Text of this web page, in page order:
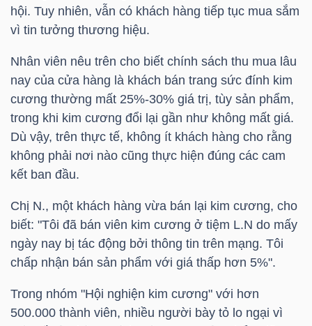
hội. Tuy nhiên, vẫn có khách hàng tiếp tục mua sắm
vì tin tưởng thương hiệu.
Nhân viên nêu trên cho biết chính sách thu mua lâu
nay của cửa hàng là khách bán trang sức đính kim
cương thường mất 25%-30% giá trị, tùy sản phẩm,
trong khi kim cương đổi lại gần như không mất giá.
Dù vậy, trên thực tế, không ít khách hàng cho rằng
không phải nơi nào cũng thực hiện đúng các cam
kết ban đầu.
Chị N., một khách hàng vừa bán lại kim cương, cho
biết: "Tôi đã bán viên kim cương ở tiệm L.N do mấy
ngày nay bị tác động bởi thông tin trên mạng. Tôi
chấp nhận bán sản phẩm với giá thấp hơn 5%".
Trong nhóm "Hội nghiện kim cương" với hơn
500.000 thành viên, nhiều người bày tỏ lo ngại vì
NGHIỆP
CỔ
PHIẾU
PHÁI
TRÁI
PHIẾU